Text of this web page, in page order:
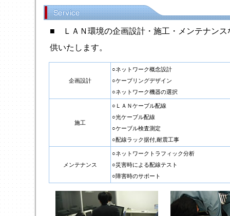
■ ＬＡＮ環境の企画設計・施工・メンテナンス
供いたします。
企画設計
○ネットワーク概念設計
○ケーブリングデザイン
○ネットワーク機器の選択
施工
○ＬＡＮケーブル配線
○光ケーブル配線
○ケーブル検査測定
○配線ラック据付,耐震工事
メンテナンス
○ネットワークトラフィック分析
○災害時による配線テスト
○障害時のサポート